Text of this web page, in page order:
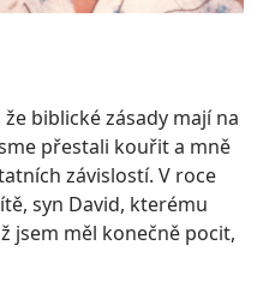
biblické zásady mají na
přestali kouřit a mně
závislostí. V roce
syn David, kterému
jsem měl konečně pocit,